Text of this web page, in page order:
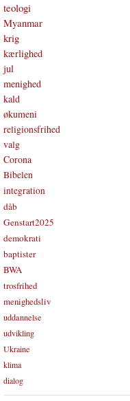
teologi
Myanmar
krig
kærlighed
jul
menighed
kald
økumeni
religionsfrihed
valg
Corona
Bibelen
integration
dåb
Genstart2025
demokrati
baptister
BWA
trosfrihed
menighedsliv
uddannelse
udvikling
Ukraine
klima
dialog